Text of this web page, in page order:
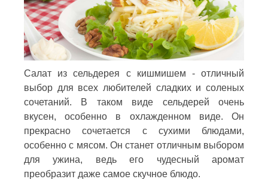
Салат из сельдерея с кишмишем - отличный
выбор для всех любителей сладких и соленых
сочетаний. В таком виде сельдерей очень
вкусен, особенно в охлажденном виде. Он
прекрасно сочетается с сухими блюдами,
особенно с мясом. Он станет отличным выбором
для ужина, ведь его чудесный аромат
преобразит даже самое скучное блюдо.